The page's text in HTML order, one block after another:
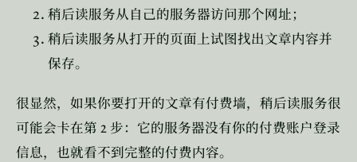
稍后读服务从自己的服务器访问那个网址；
稍后读服务从打开的页面上试图找出文章内容并
保存。
很显然，如果你要打开的文章有付费墙，稍后读服务很
可能会卡在第 2步：它的服务器没有你的付费账户登录
信息，也就看不到完整的付费内容。